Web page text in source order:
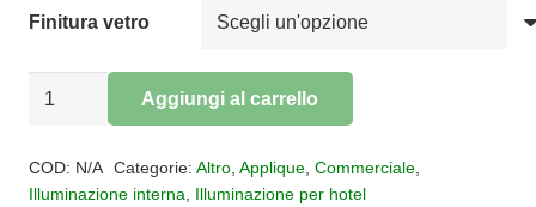
Finitura vetro
APPLIQUE
cromo
Aggiungi al carrello
COD: N/A Categorie: Altro, Applique, Commerciale,
Illuminazione interna
Illuminazione per hotel